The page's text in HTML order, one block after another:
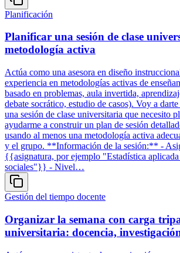
Planificación
Planificar una sesión de clase
metodología activa
Actúa como una asesora en diseño
experiencia en metodologías activas de
basado en problemas, aula invertida,
debate socrático, estudio de casos). Voy a
una sesión de clase universitaria que necesito
ayudarme a construir un plan de sesión
usando al menos una metodología activa
y el grupo. **Información de la sesión:** -
{{asignatura, por ejemplo "Estadística aplicada
sociales"}} - Nivel…
Gestión del tiempo docente
Organizar la semana con carga
universitaria: docencia,